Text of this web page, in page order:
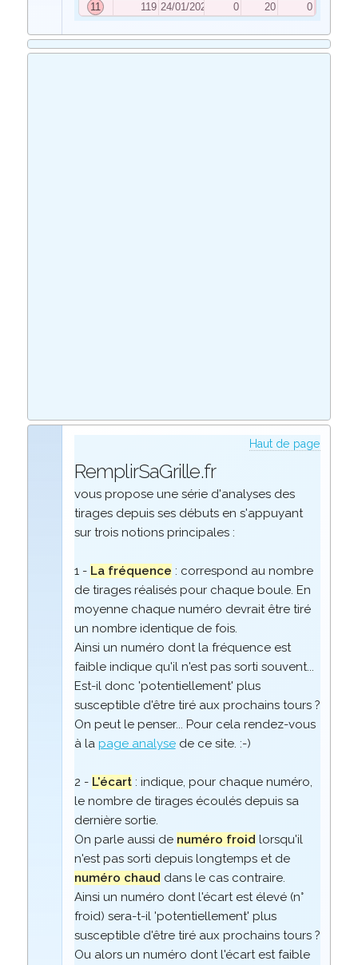
11
119 24/01/2023 0 20 0
Haut de page
RemplirSaGrille.fr
vous propose une série d'analyses des
tirages depuis ses débuts en s'appuyant
sur trois notions principales :
1 - La fréquence : correspond au nombre
de tirages réalisés pour chaque boule. En
moyenne chaque numéro devrait être tiré
un nombre identique de fois.
Ainsi un numéro dont la fréquence est
faible indique qu'il n'est pas sorti souvent...
Est-il donc 'potentiellement' plus
susceptible d'être tiré aux prochains tours ?
On peut le penser... Pour cela rendez-vous
à la page analysede ce site. :-)
2 - L'écart: indique, pour chaque numéro,
le nombre de tirages écoulés depuis sa
dernière sortie.
On parle aussi de numéro froid lorsqu'il
n'est pas sorti depuis longtemps et de
numéro chaud dans le cas contraire.
Ainsi un numéro dont l'écart est élevé (n°
froid) sera-t-il 'potentiellement' plus
susceptible d'être tiré aux prochains tours ?
Ou alors un numéro dont l'écart est faible